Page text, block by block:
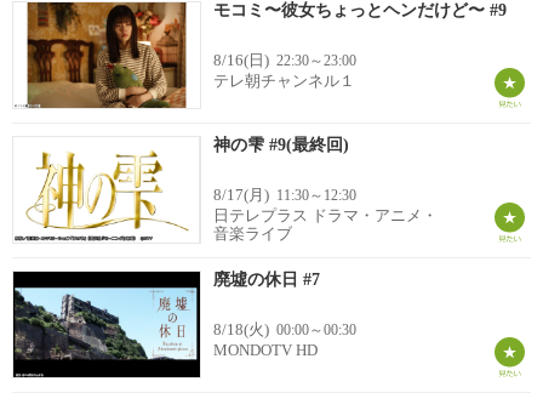
モコミ〜彼女ちょっとヘンだけど〜 #9
8/16(日) 22:30～23:00
テレ朝チャンネル１
神の雫 #9(最終回)
8/17(月) 11:30～12:30
日テレプラス ドラマ・アニメ・
音楽ライブ
廃墟の休日 #7
8/18(火) 00:00～00:30
MONDOTV HD